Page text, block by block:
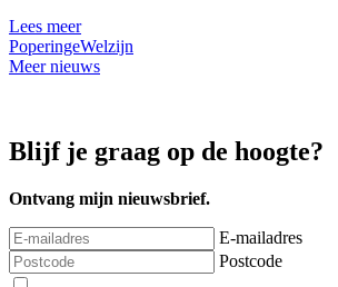
Lees meer
PoperingeWelzijn
Meer nieuws
Blijf je graag op de hoogte?
Ontvang mijn nieuwsbrief.
E-mailadres
Postcode